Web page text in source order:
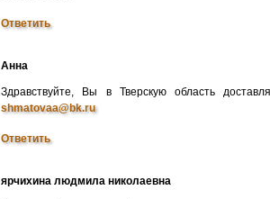
Ответить
Анна
Здравствуйте, Вы в Тверскую область
shmatovaa@bk.ru
Ответить
ярчихина людмила николаевна